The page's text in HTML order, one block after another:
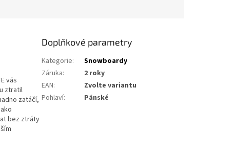
vás
ztratil
zatáčí,
bez ztráty
Doplňkové parametry
Kategorie:
Snowboardy
Záruka:
2 roky
EAN:
Zvolte variantu
Pohlaví: Pánské